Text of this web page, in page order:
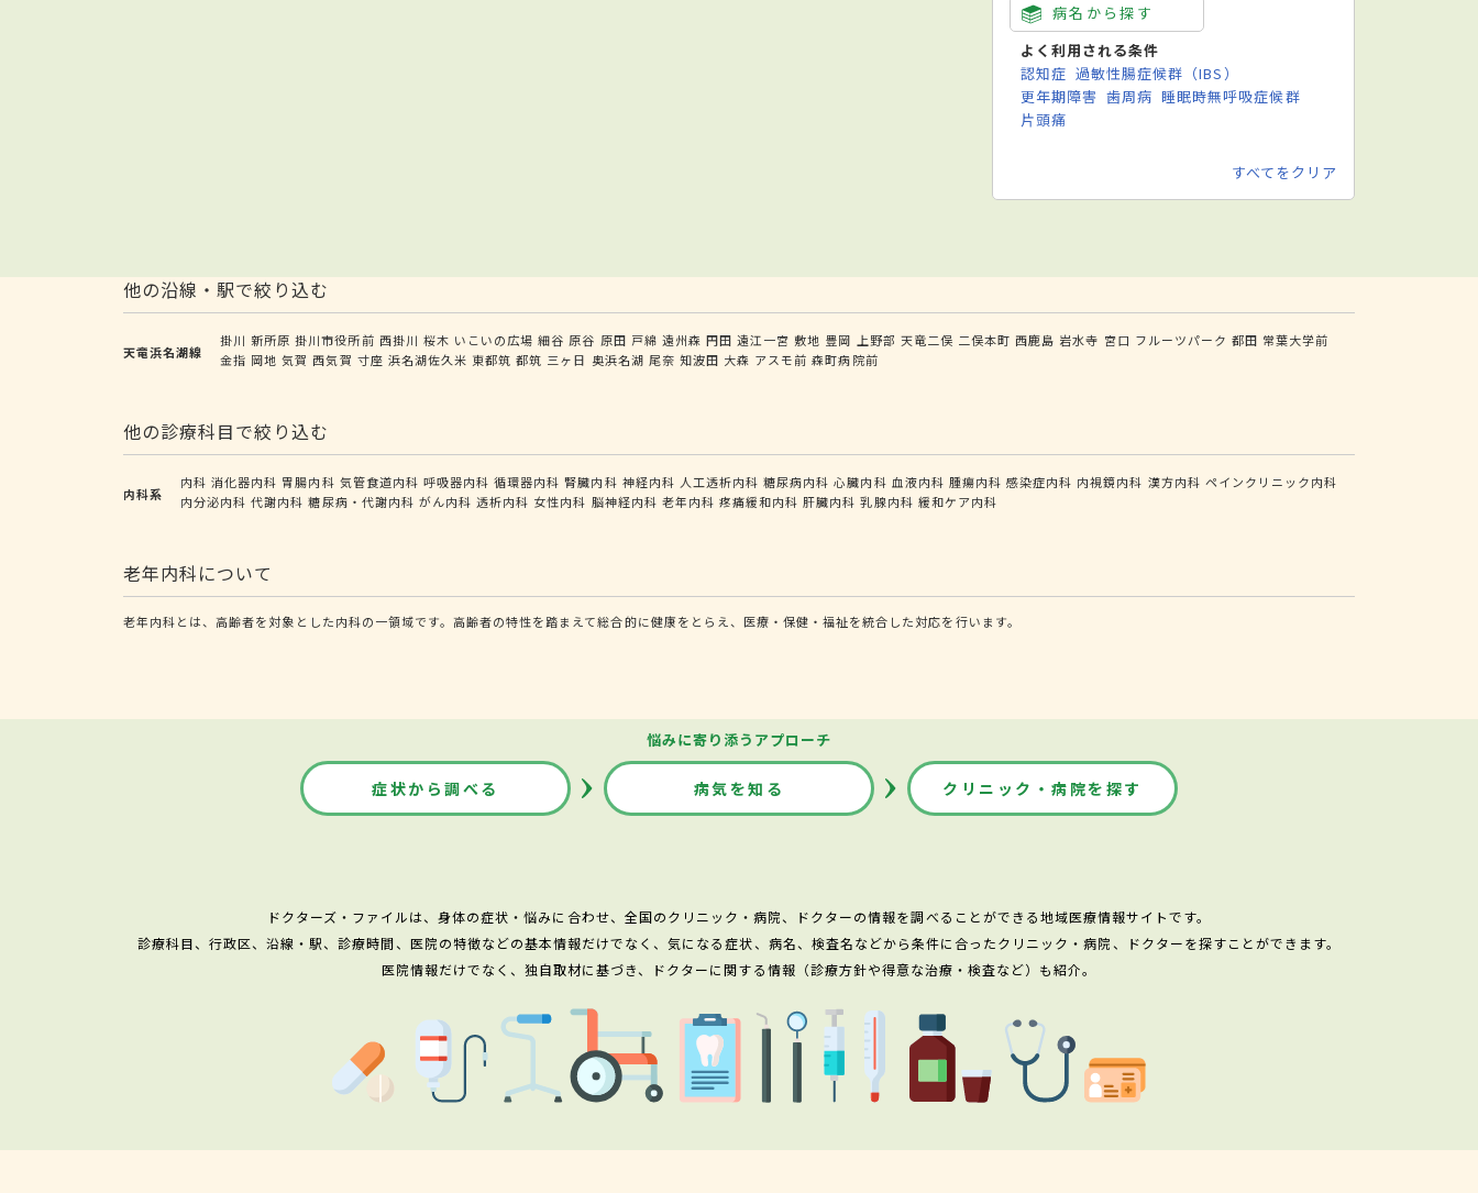
病名から探す
よく利用される条件
認知症 過敏性腸症候群（IBS）
更年期障害 歯周病 睡眠時無呼吸症候群
片頭痛
すべてをクリア
他の沿線・駅で絞り込む
天竜浜名湖線
掛川 新所原 掛川市役所前 西掛川 桜木 いこいの広場 細谷 原谷 原田 戸綿 遠州森 円田 遠江一宮 敷地 豊岡 上野部 天竜二俣 二俣本町 西鹿島 岩水寺 宮口 フルーツパーク 都田 常葉大学前
金指 岡地 気賀 西気賀 寸座 浜名湖佐久米 東都筑 都筑 三ヶ日 奥浜名湖 尾奈 知波田 大森 アスモ前 森町病院前
他の診療科目で絞り込む
内科系
内科 消化器内科 胃腸内科 気管食道内科 呼吸器内科 循環器内科 腎臓内科 神経内科 人工透析内科 糖尿病内科 心臓内科 血液内科 腫瘍内科 感染症内科 内視鏡内科 漢方内科 ペインクリニック内科
内分泌内科 代謝内科 糖尿病・代謝内科 がん内科 透析内科 女性内科 脳神経内科 老年内科 疼痛緩和内科 肝臓内科 乳腺内科 緩和ケア内科
老年内科について
老年内科とは、高齢者を対象とした内科の一領域です。高齢者の特性を踏まえて総合的に健康をとらえ、医療・保健・福祉を統合した対応を行います。
悩みに寄り添うアプローチ
症状から調べる 病気を知る クリニック・病院を探す
ドクターズ・ファイルは、身体の症状・悩みに合わせ、全国のクリニック・病院、ドクターの情報を調べることができる地域医療情報サイトです。
診療科目、行政区、沿線・駅、診療時間、医院の特徴などの基本情報だけでなく、気になる症状、病名、検査名などから条件に合ったクリニック・病院、ドクターを探すことができます。
医院情報だけでなく、独自取材に基づき、ドクターに関する情報（診療方針や得意な治療・検査など）も紹介。